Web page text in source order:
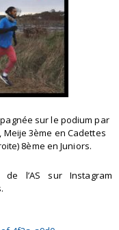
sur le podium par
3ème en Cadettes
8ème en Juniors.
l’AS sur Instagram